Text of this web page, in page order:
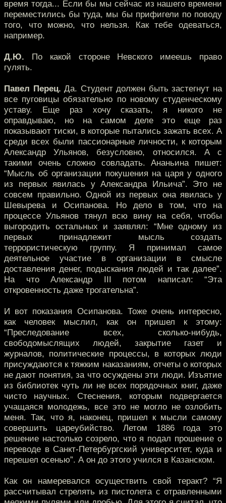
время тогда... Если бы мы сейчас из нашего времени
переместились бы туда, мы бы прифигели по поводу
того, что можно, что нельзя. Как тебе одеваться,
например.
Д.Ю. По какой стороне Невского имеешь право
гулять.
Павел Перец. Да. Студент должен быть застегнут на
все пуговицы обязательно по новому студенческому
уставу. Еще раз хочу сказать, я никого не
оправдываю, но на самом деле это еще раз
показывают тиски, в которые пытались зажать всех. А
среди всех были пассионарные личности, к которым
Александр Ульянов, безусловно, относился. А с
такими очень сложно совладать. Ананьина пишет:
“Мысль об организации покушения на царя у одного
из первых явилась у Александра Ильича”. Это не
совсем правильно. Одной из первых она явилась у
Шевырева и Осипанова. Но дело в том, что на
процессе Ульянов тянул всю вину на себя, чтобы
выгородить остальных и заявлял: “Мне одному из
первых принадлежит мысль создать
террористическую группу. Я принимал самое
деятельное участие в организации в смысле
доставления денег, подыскания людей и так далее”.
На что Александр III потом написал: “Эта
откровенность даже трогательна”.
И вот показания Осипанова. Тоже очень интересно,
как человек мыслил, как он пришел к этому:
“Преследование всех, сколько-нибудь,
свободомыслящих людей, закрытие газет и
журналов, политические процессы, в которых люди
присуждаются к тяжким наказаниям, отчеты о которых
не дают понятия, за что осуждены эти люди. Изъятие
из библиотек чуть ли не всех порядочных книг, даже
чисто научных. Стеснения, которым подвергается
учащаяся молодежь, все это не могло не озлобить
меня. Так, что я, наконец, пришел к мысли самому
совершить цареубийство. Летом 1886 года это
решение настолько созрело, что я подал прошение о
переводе в Санкт-Петербургский университет, куда и
перешел осенью”. А он до этого учился в Казанском.
Как он намеревался осуществить свой теракт? “Я
рассчитывал стрелять из пистолета с отравленными